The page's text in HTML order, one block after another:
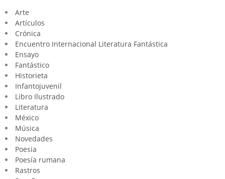
Arte
Artículos
Crónica
Encuentro Internacional Literatura Fantástica
Ensayo
Fantástico
Historieta
Infantojuvenil
Libro Ilustrado
Literatura
México
Música
Novedades
Poesia
Poesía rumana
Rastros